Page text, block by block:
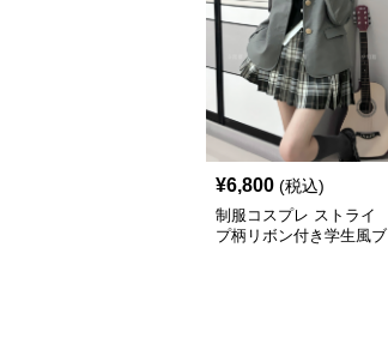
¥6,800 (税込)
制服コスプレ ストライ
プ柄リボン付き学生風ブ